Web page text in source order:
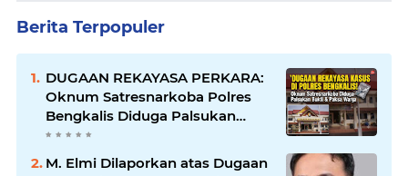
Berita Terpopuler
DUGAAN REKAYASA PERKARA:
Oknum Satresnarkoba Polres
Bengkalis Diduga Palsukan
Barang Bukti Hingga Paksa
Warga Hadir di TKP
M. Elmi Dilaporkan atas Dugaan